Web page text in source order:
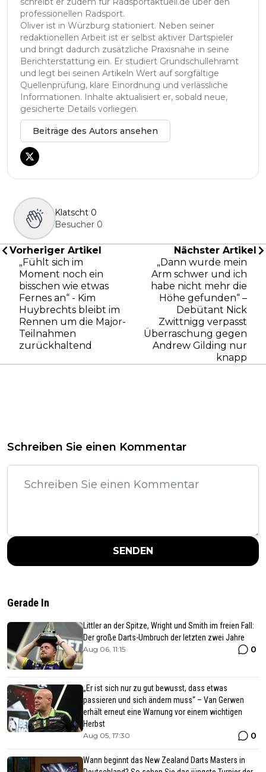
professionellen Radsport.
Oliver ist in Würzburg stationiert. Neben seiner
redaktionellen Arbeit ist er selbst aktiver Dartspieler
und bringt dadurch zusätzliche Praxisnähe in seine
Berichterstattung ein. Er studiert Grundschullehramt
und legt bei seinen Artikeln Wert auf sorgfältige
Quellenprüfung, klare Einordnung und verlässliche
Informationen. Inhalte aktualisiert er, sobald neue,
gesicherte Details vorliegen.
Beiträge des Autors ansehen
Klatscht 0
Besucher 0
Vorheriger Artikel
„Fühlt sich im
Moment noch ein
bisschen wie etwas
Fernes an“ - Kim
Huybrechts bleibt im
Rennen um die Major-
Teilnahmen
zurückhaltend
Nächster Artikel
„Dann wurde mein
Arm schwer und ich
habe nicht mehr die
Höhe gefunden“ –
Debütant Nick
Zwittnigg verpasst
Überraschung gegen
Andrew Gilding nur
knapp
Schreiben Sie einen Kommentar
SENDEN
Gerade In
Littler an der Spitze, Wright und Smith im freien Fall:
Der große Darts-Umbruch der letzten zwei Jahre
Aug 06, 11:15 0
„Er ist sich nur zu gut bewusst, dass etwas
passieren und sich ändern muss“ – Van Gerwen
erhält erneut eine Warnung vor einem wichtigen
Herbst
Aug 05, 17:30 0
Wann beginnt das New Zealand Darts Masters in